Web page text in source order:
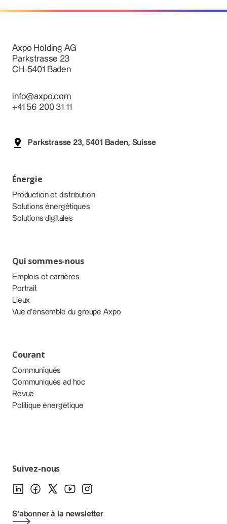
Axpo Holding AG
Parkstrasse 23
CH-5401 Baden
info@axpo.com
+41 56 200 31 11
Parkstrasse 23, 5401 Baden, Suisse
Énergie
Production et distribution
Solutions énergétiques
Solutions digitales
Qui sommes-nous
Emplois et carrières
Portrait
Lieux
Vue d’ensemble du groupe Axpo
Courant
Communiqués
Communiqués ad hoc
Revue
Politique énergétique
Suivez-nous
S'abonner à la newsletter